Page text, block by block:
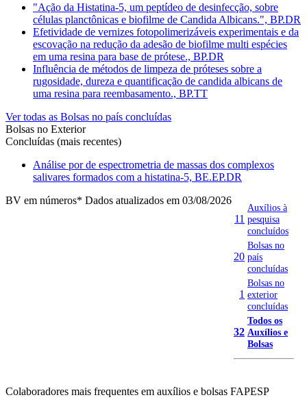
"Ação da Histatina-5, um peptídeo de desinfecção, sobre
células planctônicas e biofilme de Candida Albicans.", BP.DR
Efetividade de vernizes fotopolimerizáveis experimentais e da
escovação na redução da adesão de biofilme multi espécies
em uma resina para base de prótese., BP.DR
Influência de métodos de limpeza de próteses sobre a
rugosidade, dureza e quantificação de candida albicans de
uma resina para reembasamento., BP.TT
Ver todas as Bolsas no país concluídas
Bolsas no Exterior
Concluídas (mais recentes)
Análise por de espectrometria de massas dos complexos
salivares formados com a histatina-5, BE.EP.DR
BV em números* Dados atualizados em 03/08/2026
11
Auxílios à
pesquisa
concluídos
20
Bolsas no
país
concluídas
1
Bolsas no
exterior
concluídas
32
Todos os
Auxílios e
Bolsas
Colaboradores mais frequentes em auxílios e bolsas FAPESP